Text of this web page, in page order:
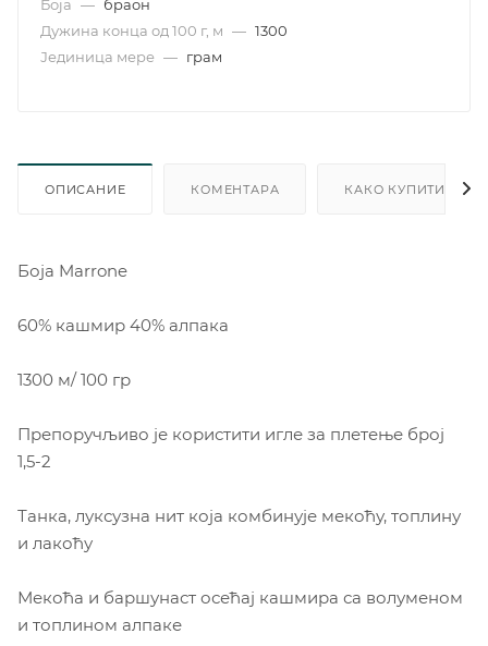
Боја — браон
Дужина конца од 100 г, м — 1300
Јединица мере — грам
ОПИСАНИЕ КОМЕНТАРА КАКО КУПИТИ
Боjа Marrone
60% кашмир 40% алпака
1300 м/ 100 гр
Препоручљиво је користити игле за плетење број
1,5-2
Танка, луксузна нит која комбинује мекоћу, топлину
и лакоћу
Мекоћа и баршунаст осећај кашмира са волуменом
и топлином алпаке